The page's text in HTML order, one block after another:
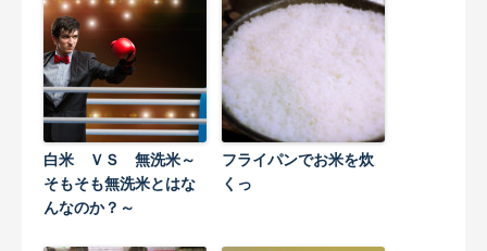
白米 ＶＳ 無洗米～
そもそも無洗米とはな
んなのか？～
フライパンでお米を炊
くっ